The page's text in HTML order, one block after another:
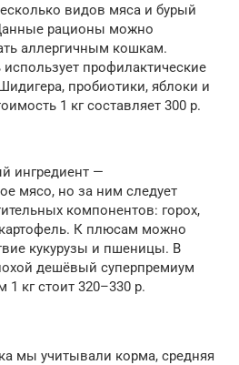
видов мяса и бурый
рационы можно
аллергичным кошкам.
профилактические
пробиотики, яблоки и
1 кг составляет 300 р.
ингредиент —
мясо, но за ним следует
компонентов: горох,
К плюсам можно
кукурузы и пшеницы. В
дешёвый суперпремиум
1 кг стоит 320–330 р.
мы учитывали корма, средняя